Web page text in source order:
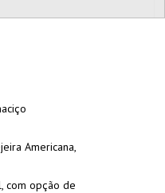
Americana,
com opção de